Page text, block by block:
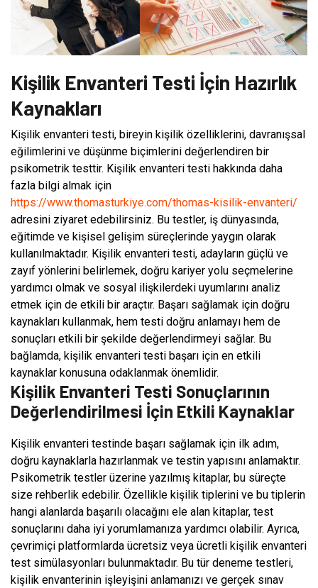
Kişilik Envanteri Testi İçin Hazırlık
Kaynakları
Kişilik envanteri testi, bireyin kişilik özelliklerini, davranışsal
eğilimlerini ve düşünme biçimlerini değerlendiren bir
psikometrik testtir. Kişilik envanteri testi hakkında daha
fazla bilgi almak için
https://www.thomasturkiye.com/thomas-kisilik-envanteri/
adresini ziyaret edebilirsiniz. Bu testler, iş dünyasında,
eğitimde ve kişisel gelişim süreçlerinde yaygın olarak
kullanılmaktadır. Kişilik envanteri testi, adayların güçlü ve
zayıf yönlerini belirlemek, doğru kariyer yolu seçmelerine
yardımcı olmak ve sosyal ilişkilerdeki uyumlarını analiz
etmek için de etkili bir araçtır. Başarı sağlamak için doğru
kaynakları kullanmak, hem testi doğru anlamayı hem de
sonuçları etkili bir şekilde değerlendirmeyi sağlar. Bu
bağlamda, kişilik envanteri testi başarı için en etkili
kaynaklar konusuna odaklanmak önemlidir.
Kişilik Envanteri Testi Sonuçlarının
Değerlendirilmesi İçin Etkili Kaynaklar
Kişilik envanteri testinde başarı sağlamak için ilk adım,
doğru kaynaklarla hazırlanmak ve testin yapısını anlamaktır.
Psikometrik testler üzerine yazılmış kitaplar, bu süreçte
size rehberlik edebilir. Özellikle kişilik tiplerini ve bu tiplerin
hangi alanlarda başarılı olacağını ele alan kitaplar, test
sonuçlarını daha iyi yorumlamanıza yardımcı olabilir. Ayrıca,
çevrimiçi platformlarda ücretsiz veya ücretli kişilik envanteri
test simülasyonları bulunmaktadır. Bu tür deneme testleri,
kişilik envanterinin işleyişini anlamanızı ve gerçek sınav